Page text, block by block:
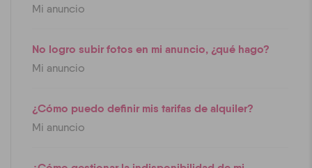
Mi anuncio
No logro subir fotos en mi anuncio, ¿qué hago?
Mi anuncio
¿Cómo puedo definir mis tarifas de alquiler?
Mi anuncio